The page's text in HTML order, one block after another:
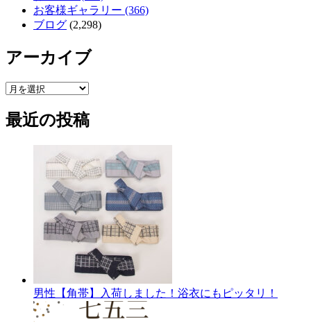
お客様ギャラリー (366)
ブログ (2,298)
アーカイブ
ア
カ
イ
最近の投稿
男性【角帯】入荷しました！浴衣にもピッタリ！